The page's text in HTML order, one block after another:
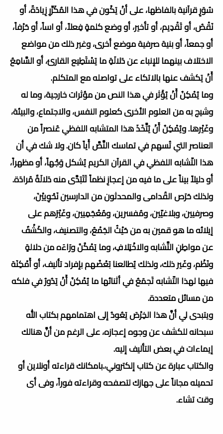
سُوَرٍ قرآنية بالفاظها، على أنْ يَكُون في هذا المُكَرِّرِ زِيادَةٌ، أو
نَقْصُ، أو تَقْدِيم، أو تأخير، أو وضع كلمةٍ فِعلاً، أو اساً، أو حَرْفاً،
أو جمعاً، أو بنية صرفية موضع أخرى، وغير ذلك من مواضع
الاختلاف بينهما للإنباء عن دَلالَةِ ما يَسْتَطِيع القارئ، أو السَّامِعُ
أَنْ يَكشف عنها بالاتكاء على تواصله مع المتكلم.
وما يُمْكِنُ أَنْ يُؤَثر في هذا النص من مؤثرات خارجية، وما له
وشيج به من العلوم الأخرى كعلوم النفس، والاجتماع، والبيئة،
وغَيْرها. ويُمْكِنُ أَنْ يُتَّخَذَ هذا المتشابه اللفظي عُنصراً من
العناصر التي تُسهم في تماسك النَّصَّ أَياً كان. ولا شك في أن
هذا التّشابه اللفظي في القرآن الكريم يُشكل وَجْهاً، أو مظهراً،
أو دليلاً بيناً على ما فيه من إعجازِ نظماً تَتَبَدَّى منه دَلالَةٌ مُرادَة.
ولذلك حَرَص القُدامى والمحدثون من الدارسين نَحْوِييْنَ،
وصرفيين، وبلاغيّين، ومُفسرين، ومُعْجَمِيين، وغَيْرَهم على
إيلائه ما هو قمين به من حَيْثُ الجَمْعُ، والتصنيف، والكَشْفُ
عن مواطِنِ التَّشابه والاخْتِلافِ، وما يَمْكُنُ ورَاءَه من دلالةٍ
ونَظْم، وغَير ذلك، ولذلك يُطالعنا بَعْضُهم بإفراد تأليف، أو أَمْكِنَة
فيها لهذا التّشابه تَجمَعُ في أثنائها ما يُمْكِنُ أَنْ يَدُورُ في فلكه
من مسائل متعددة.
ويتبدى لي أنَّ هذا الخِرْصَ يَعُودُ إلى اهتمامهم بكتاب الله
سبحانه للكشف عن وجوه إعجازه، على الرغم من أنَّ هنالك
إيماءات في بعض التأليف إليه.
والكتاب عبارة عن كتاب إلكتروني،.بامكانك قراءته أونلاين أو
تحميله مجاناً على جهازك لتصفحه وقراءته فوراً، وفى أى
وقت تشاء.